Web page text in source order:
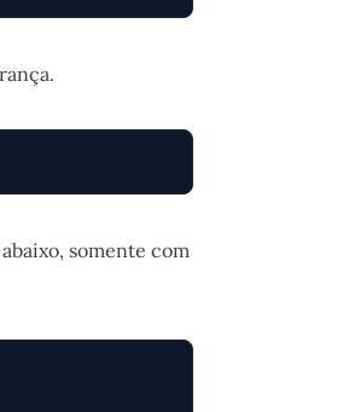
somente com